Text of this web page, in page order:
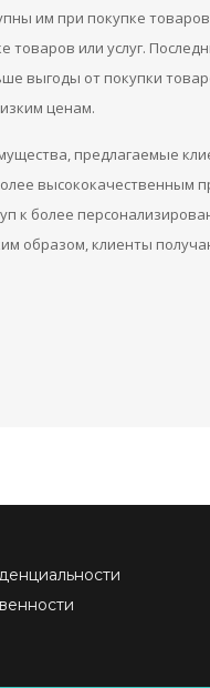
им при покупке
товаров или услуг.
выгоды от покупки
ценам.
предлагаемые
высококачественным
к более
образом, клиенты